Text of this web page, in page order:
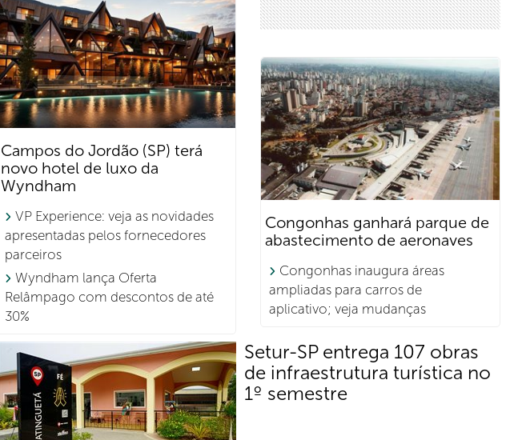
Campos do Jordão (SP) terá
novo hotel de luxo da
Wyndham
VP Experience: veja as novidades
apresentadas pelos fornecedores
parceiros
Wyndham lança Oferta
Relâmpago com descontos de até
30%
Congonhas ganhará parque de
abastecimento de aeronaves
Congonhas inaugura áreas
ampliadas para carros de
aplicativo; veja mudanças
Setur-SP entrega 107 obras
de infraestrutura turística no
1º semestre